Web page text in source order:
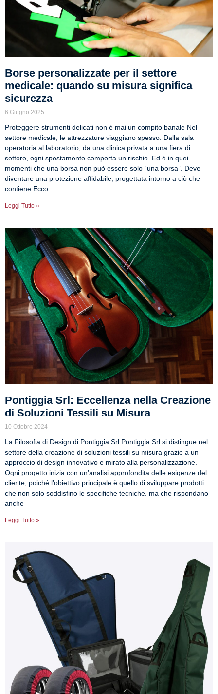
Borse personalizzate per il settore
medicale: quando su misura significa
sicurezza
6 Giugno 2025
Proteggere strumenti delicati non è mai un compito banale Nel
settore medicale, le attrezzature viaggiano spesso. Dalla sala
operatoria al laboratorio, da una clinica privata a una fiera di
settore, ogni spostamento comporta un rischio. Ed è in quei
momenti che una borsa non può essere solo “una borsa”. Deve
diventare una protezione affidabile, progettata intorno a ciò che
contiene.Ecco
Leggi Tutto »
Pontiggia Srl: Eccellenza nella Creazione
di Soluzioni Tessili su Misura
10 Ottobre 2024
La Filosofia di Design di Pontiggia Srl Pontiggia Srl si distingue nel
settore della creazione di soluzioni tessili su misura grazie a un
approccio di design innovativo e mirato alla personalizzazione.
Ogni progetto inizia con un’analisi approfondita delle esigenze del
cliente, poiché l’obiettivo principale è quello di sviluppare prodotti
che non solo soddisfino le specifiche tecniche, ma che rispondano
anche
Leggi Tutto »